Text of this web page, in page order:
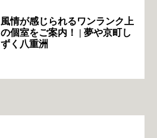
風情が感じられるワンランク上
の個室をご案内！ | 夢や京町し
ずく八重洲